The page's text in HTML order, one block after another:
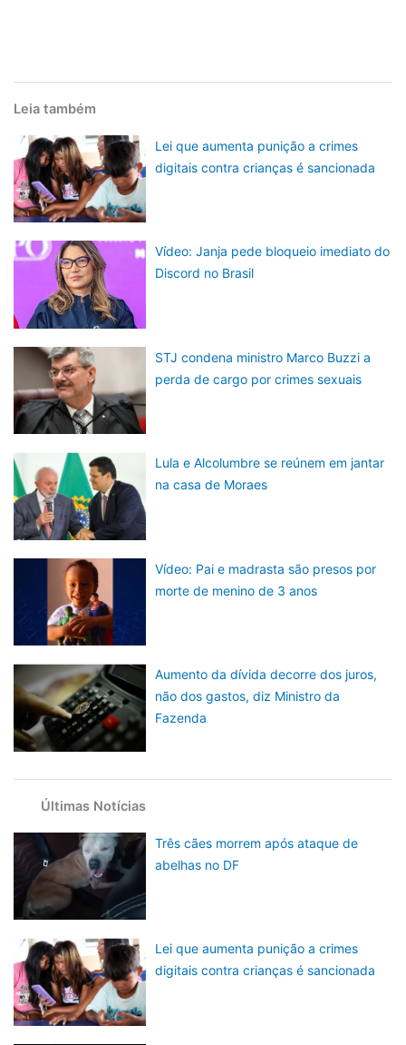
Leia também
Lei que aumenta punição a crimes
digitais contra crianças é sancionada
Vídeo: Janja pede bloqueio imediato do
Discord no Brasil
STJ condena ministro Marco Buzzi a
perda de cargo por crimes sexuais
Lula e Alcolumbre se reúnem em jantar
na casa de Moraes
Vídeo: Pai e madrasta são presos por
morte de menino de 3 anos
Aumento da dívida decorre dos juros,
não dos gastos, diz Ministro da
Fazenda
Últimas Notícias
Três cães morrem após ataque de
abelhas no DF
Lei que aumenta punição a crimes
digitais contra crianças é sancionada